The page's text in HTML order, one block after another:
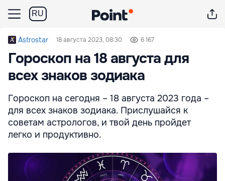
RU
Astrostar 18 августа 2023, 08:30 6 167
Гороскоп на 18 августа для
всех знаков зодиака
Гороскоп на сегодня – 18 августа 2023 года –
для всех знаков зодиака. Прислушайся к
советам астрологов, и твой день пройдет
легко и продуктивно.